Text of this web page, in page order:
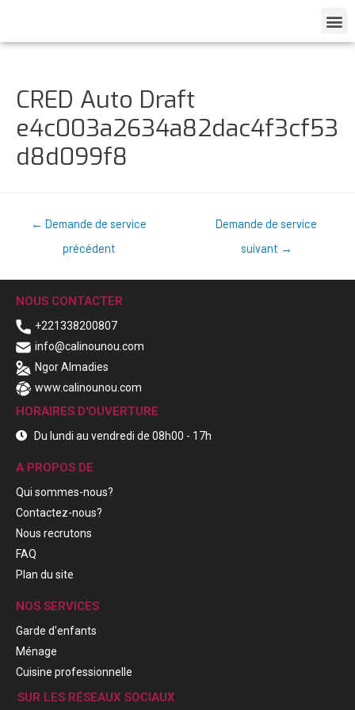
CRED Auto Draft
e4c003a2634a82dac4f3cf53
d8d099f8
← Demande de service
précédent
Demande de service
suivant →
NOUS CONTACTER
+221338200807
info@calinounou.com
Ngor Almadies
www.calinounou.com
HORAIRES D'OUVERTURE
Du lundi au vendredi de 08h00 - 17h
A PROPOS DE
Qui sommes-nous?
Contactez-nous?
Nous recrutons
FAQ
Plan du site
NOS SERVICES
Garde d'enfants
Ménage
Cuisine professionnelle
SUR LES RÉSEAUX SOCIAUX